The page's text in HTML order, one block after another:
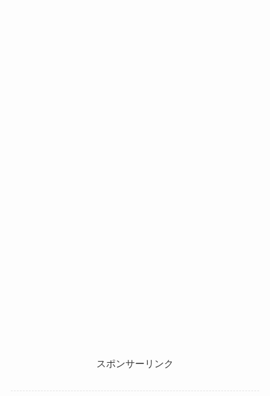
スポンサーリンク